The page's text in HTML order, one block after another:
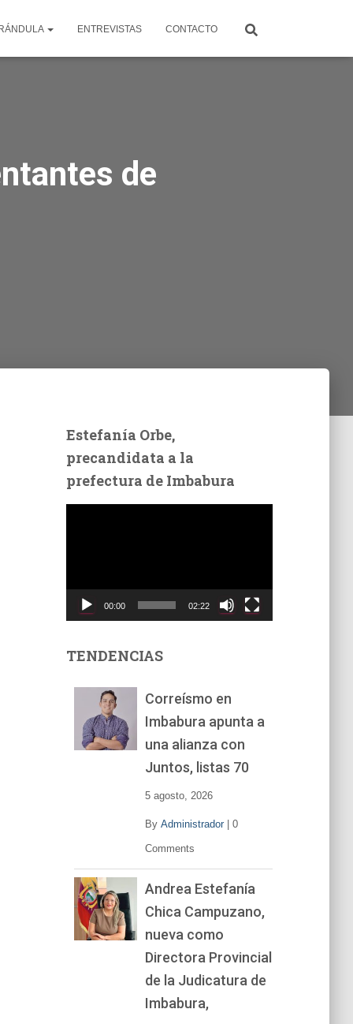
ENTREVISTAS CONTACTO
de
Estefanía Orbe,
precandidata a la
prefectura de Imbabura
t
00:00 02:22
TENDENCIAS
Correísmo en
Imbabura apunta a
una alianza con
Juntos, listas 70
5 agosto, 2026
By Administrador| 0
Comments
Andrea Estefanía
Chica Campuzano,
nueva como
Directora Provincial
de la Judicatura de
Imbabura,